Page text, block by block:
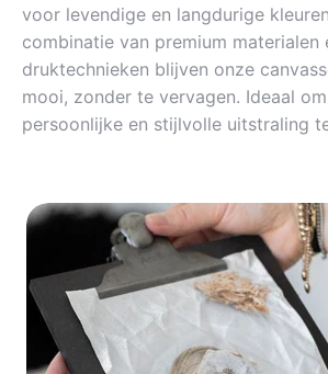
voor levendige en langdurige
combinatie van premium materialen
druktechnieken blijven onze
mooi, zonder te vervagen. Ideaal
persoonlijke en stijlvolle uitstraling